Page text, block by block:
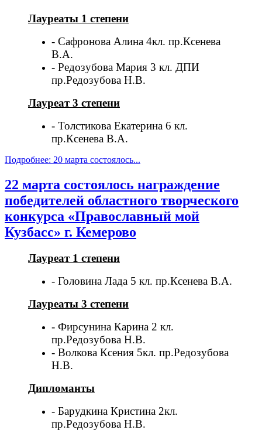
Лауреаты 1 степени
- Сафронова Алина 4кл. пр.Ксенева
В.А.
- Редозубова Мария 3 кл. ДПИ
пр.Редозубова Н.В.
Лауреат 3 степени
- Толстикова Екатерина 6 кл.
пр.Ксенева В.А.
Подробнее: 20 марта состоялось...
22 марта состоялось награждение
победителей областного творческого
конкурса «Православный мой
Кузбасс» г. Кемерово
Лауреат 1 степени
- Головина Лада 5 кл. пр.Ксенева В.А.
Лауреаты 3 степени
- Фирсунина Карина 2 кл.
пр.Редозубова Н.В.
- Волкова Ксения 5кл. пр.Редозубова
Н.В.
Дипломанты
- Барудкина Кристина 2кл.
пр.Редозубова Н.В.